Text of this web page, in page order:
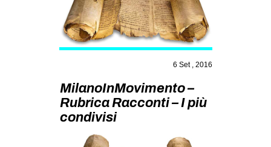
AREA
DEGENERAZIONE
STUDENTI TSUNAMI
6 Set , 2016
MilanoInMovimento –
Rubrica Racconti – I più
condivisi